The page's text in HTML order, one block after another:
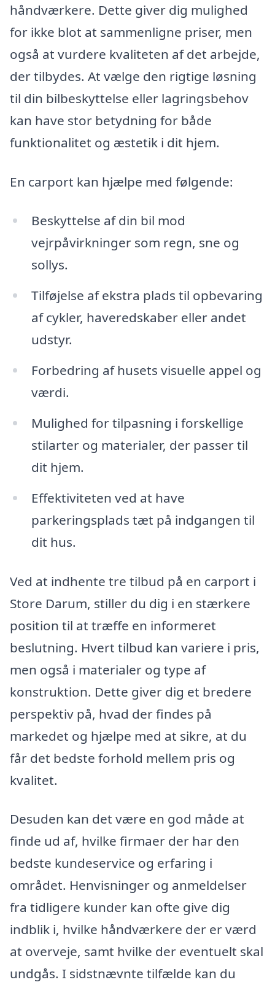
håndværkere. Dette giver dig mulighed
for ikke blot at sammenligne priser, men
også at vurdere kvaliteten af det arbejde,
der tilbydes. At vælge den rigtige løsning
til din bilbeskyttelse eller lagringsbehov
kan have stor betydning for både
funktionalitet og æstetik i dit hjem.
En carport kan hjælpe med følgende:
Beskyttelse af din bil mod
vejrpåvirkninger som regn, sne og
sollys.
Tilføjelse af ekstra plads til opbevaring
af cykler, haveredskaber eller andet
udstyr.
Forbedring af husets visuelle appel og
værdi.
Mulighed for tilpasning i forskellige
stilarter og materialer, der passer til
dit hjem.
Effektiviteten ved at have
parkeringsplads tæt på indgangen til
dit hus.
Ved at indhente tre tilbud på en carport i
Store Darum, stiller du dig i en stærkere
position til at træffe en informeret
beslutning. Hvert tilbud kan variere i pris,
men også i materialer og type af
konstruktion. Dette giver dig et bredere
perspektiv på, hvad der findes på
markedet og hjælpe med at sikre, at du
får det bedste forhold mellem pris og
kvalitet.
Desuden kan det være en god måde at
finde ud af, hvilke firmaer der har den
bedste kundeservice og erfaring i
området. Henvisninger og anmeldelser
fra tidligere kunder kan ofte give dig
indblik i, hvilke håndværkere der er værd
at overveje, samt hvilke der eventuelt skal
undgås. I sidstnævnte tilfælde kan du